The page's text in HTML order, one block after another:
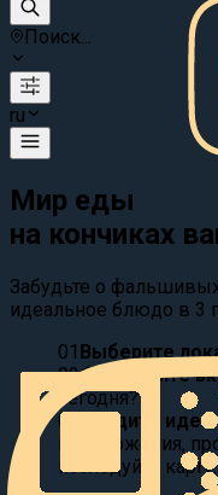
Поиск...
ru
Мир еды
на кончиках
Забудьте о
идеальное блюдо в 3
01 Выберите
02Фильтруйте
сегодня?
03
Найдите
предложения,
исследуйте карту.